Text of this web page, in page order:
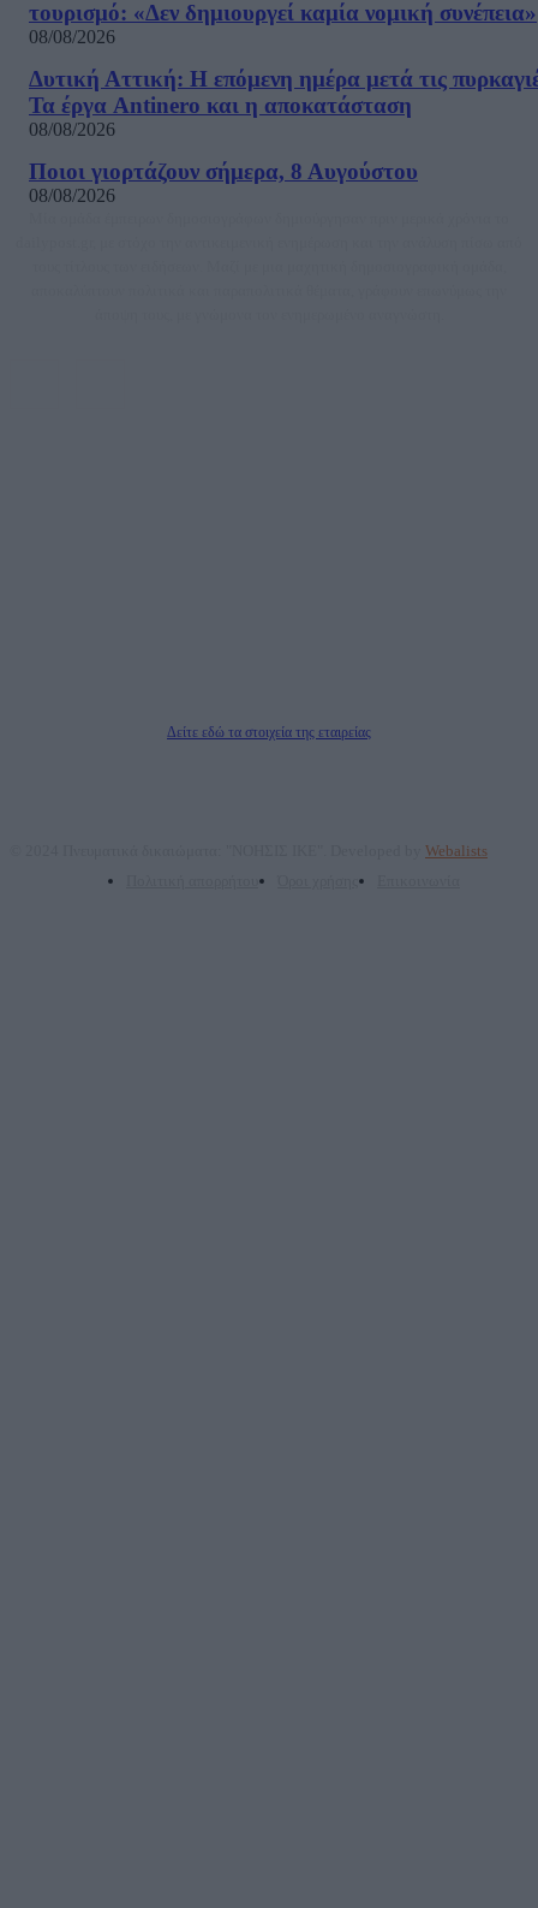
τουρισμό: «Δεν δημιουργεί καμία νομική συνέπεια»
08/08/2026
Δυτική Αττική: Η επόμενη ημέρα μετά τις
Τα έργα Antinero και η αποκατάσταση
08/08/2026
Ποιοι γιορτάζουν σήμερα, 8 Αυγούστου
08/08/2026
Δείτε εδώ τα στοιχεία της εταιρείας
Webalists